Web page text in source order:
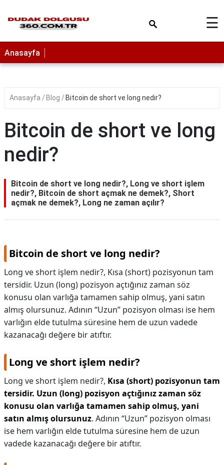
☰
Anasayfa
Anasayfa Blog Bitcoin de short ve long nedir?
Bitcoin de short ve long
nedir?
Bitcoin de short ve long nedir?, Long ve short işlem
nedir?, Bitcoin de short açmak ne demek?, Short
açmak ne demek?, Long ne zaman açılır?
Bitcoin de short ve long nedir?
Long ve short işlem nedir?, Kısa (short) pozisyonun tam
tersidir. Uzun (long) pozisyon açtığınız zaman söz
konusu olan varlığa tamamen sahip olmuş, yani satın
almış olursunuz. Adının “Uzun” pozisyon olması ise hem
varlığın elde tutulma süresine hem de uzun vadede
kazanacağı değere bir atıftır.
Long ve short işlem nedir?
Long ve short işlem nedir?, Kısa (short) pozisyonun tam
tersidir. Uzun (long) pozisyon açtığınız zaman söz
konusu olan varlığa tamamen sahip olmuş, yani
satın almış olursunuz. Adının “Uzun” pozisyon olması
ise hem varlığın elde tutulma süresine hem de uzun
vadede kazanacağı değere bir atıftır.